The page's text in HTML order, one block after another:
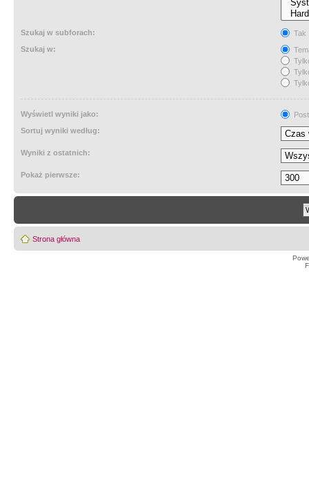
Szukaj w subforach:
Tak
Szukaj w:
Wyświetl wyniki jako:
Sortuj wyniki według:
Wyniki z ostatnich:
Pokaż pierwsze:
Strona główna